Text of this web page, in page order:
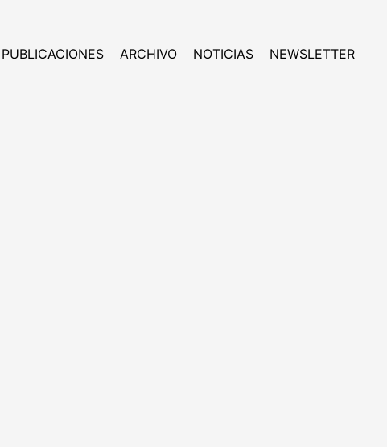
PUBLICACIONES ARCHIVO NOTICIAS NEWSLETTER